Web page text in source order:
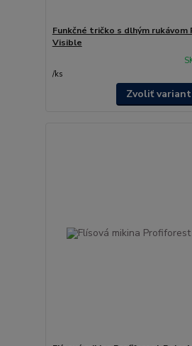
Funkčné tričko s dlhým
Visible
/ks
Zvoliť variant